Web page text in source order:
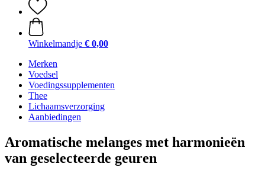
Winkelmandje € 0,00
Merken
Voedsel
Voedingssupplementen
Thee
Lichaamsverzorging
Aanbiedingen
Aromatische melanges met harmonieën
van geselecteerde geuren